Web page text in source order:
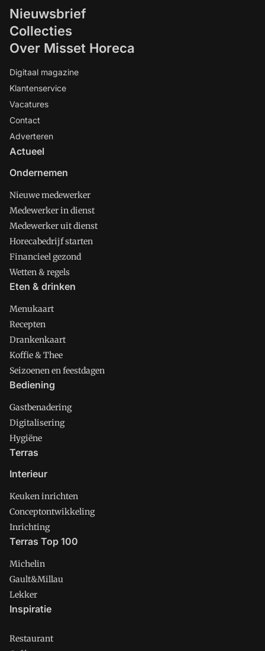
Nieuwsbrief
Collecties
Over Misset Horeca
Digitaal magazine
Klantenservice
Vacatures
Contact
Adverteren
Actueel
Ondernemen
Nieuwe medewerker
Medewerker in dienst
Medewerker uit dienst
Horecabedrijf starten
Financieel gezond
Wetten & regels
Eten & drinken
Menukaart
Recepten
Drankenkaart
Koffie & Thee
Seizoenen en feestdagen
Bediening
Gastbenadering
Digitalisering
Hygiëne
Terras
Interieur
Keuken inrichten
Conceptontwikkeling
Inrichting
Terras Top 100
Michelin
Gault&Millau
Lekker
Inspiratie
Restaurant